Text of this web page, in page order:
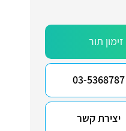
זימון תור
03-5368787
יצירת קשר